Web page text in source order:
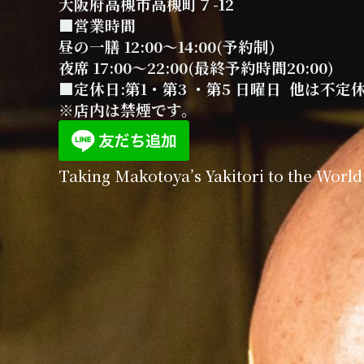
■営業時間
昼の一膳 12:00～14:00(予約制)
夜席 17:00～22:00(最終予約時間20:00)
■定休日:第1・第3 ・第5 日曜日 他は不定
※店内は禁煙です。
Taking Makotoya’s Yakitori to the World